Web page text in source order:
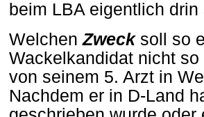
beim LBA eigentlich
WelchenZwecksoll so
Wackelkandidat nicht
von seinem 5. Arzt in
Nachdem er in D-Land